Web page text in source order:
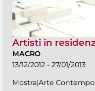
Artisti in
MACRO
13/12/2012 - 27/01/2013
Mostra|Arte